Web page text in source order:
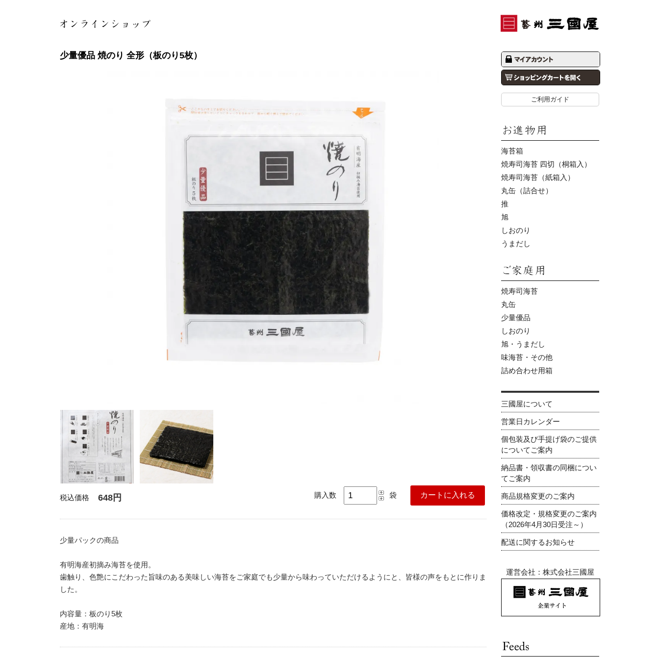
少量優品 焼のり 全形（板のり5枚）
税込価格 648円 購入数 袋
少量パックの商品
有明海産初摘み海苔を使用。
歯触り、色艶にこだわった旨味のある美味しい海苔をご家庭でも少量から味わっていただけるようにと、皆様の声をもとに作りま
した。
内容量：板のり5枚
産地：有明海
ご利用ガイド
海苔箱
焼寿司海苔 四切（桐箱入）
焼寿司海苔（紙箱入）
丸缶（詰合せ）
推
旭
しおのり
うまだし
焼寿司海苔
丸缶
少量優品
しおのり
旭・うまだし
味海苔・その他
詰め合わせ用箱
三國屋について
営業日カレンダー
個包装及び手提げ袋のご提供
についてご案内
納品書・領収書の同梱につい
てご案内
商品規格変更のご案内
価格改定・規格変更のご案内
（2026年4月30日受注～）
配送に関するお知らせ
運営会社：株式会社三國屋